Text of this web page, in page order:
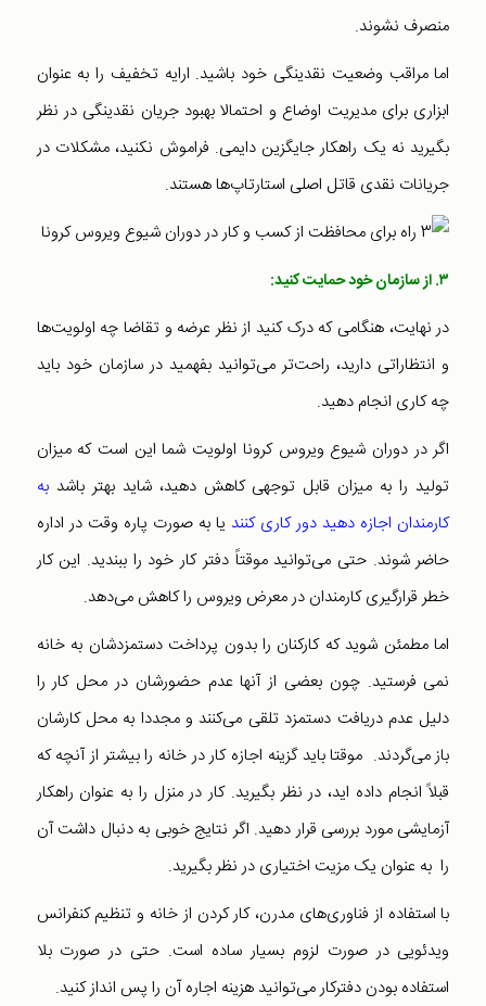
منصرف نشوند.
اما مراقب وضعیت نقدینگی خود باشید. ارایه تخفیف را به عنوان
ابزاری برای مدیریت اوضاع و احتمالا بهبود جریان نقدینگی در نظر
بگیرید نه یک راهکار جایگزین دایمی. فراموش نکنید،‌ مشکلات در
جریانات نقدی قاتل اصلی استارتاپ‌ها هستند.
۳. از سازمان خود حمایت کنید:
در نهایت، هنگامی که درک کنید از نظر عرضه و تقاضا چه اولویت‌ها
و انتظاراتی دارید، راحت‌تر می‌توانید بفهمید در سازمان خود باید
چه کاری انجام دهید.
اگر در دوران شیوع ویروس کرونا اولویت شما این است که میزان
تولید را به میزان قابل توجهی کاهش دهید، شاید بهتر باشدبه
کارمندان اجازه دهید دور کاری کنندیا به صورت پاره وقت در اداره
حاضر شوند. حتی می‌توانید موقتاً دفتر کار خود را ببندید. این کار
خطر قرارگیری کارمندان در معرض ویروس را کاهش می‌دهد.
اما مطمئن شوید که کارکنان را بدون پرداخت دستمزدشان به خانه
نمی فرستید. چون بعضی از آنها عدم حضورشان در محل کار را
دلیل عدم دریافت دستمزد تلقی می‌کنند و مجددا به محل کارشان
باز می‌گردند. موقتا باید گزینه اجازه کار در خانه را بیشتر از آنچه که
قبلاً انجام داده اید، در نظر بگیرید. کار در منزل را به عنوان راهکار
آزمایشی مورد بررسی قرار دهید. اگر نتایج خوبی به دنبال داشت آن
را به عنوان یک مزیت اختیاری در نظر بگیرید.
با استفاده از فناوری‌های مدرن، کار کردن از خانه و تنظیم کنفرانس
ویدئویی در صورت لزوم بسیار ساده است. حتی در صورت بلا
استفاده بودن دفترکار می‌توانید هزینه اجاره آن را پس انداز کنید.